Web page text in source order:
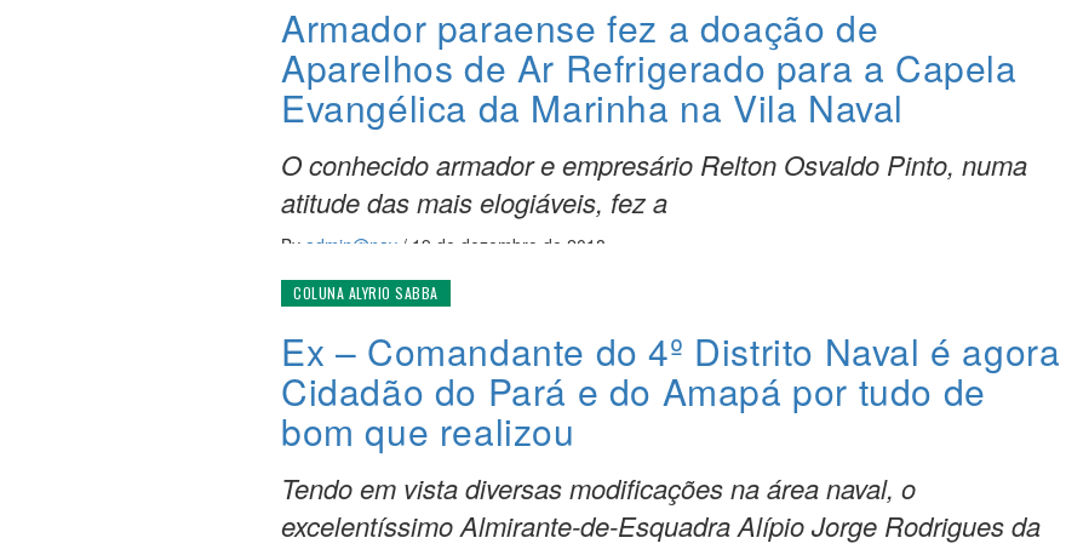
Armador paraense fez a doação de
Aparelhos de Ar Refrigerado para a Capela
Evangélica da Marinha na Vila Naval
O conhecido armador e empresário Relton Osvaldo Pinto, numa
atitude das mais elogiáveis, fez a
By admin@nav / 19 de dezembro de 2018
COLUNA ALYRIO SABBA
Ex – Comandante do 4º Distrito Naval é agora
Cidadão do Pará e do Amapá por tudo de
bom que realizou
Tendo em vista diversas modificações na área naval, o
excelentíssimo Almirante-de-Esquadra Alípio Jorge Rodrigues da